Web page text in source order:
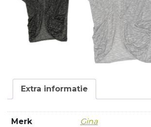
Extra informatie
Merk Gina